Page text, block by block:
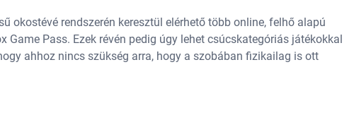
okostévé rendszerén keresztül elérhető több online, felhő alapú
Game Pass. Ezek révén pedig úgy lehet csúcskategóriás játékokkal
ahhoz nincs szükség arra, hogy a szobában fizikailag is ott